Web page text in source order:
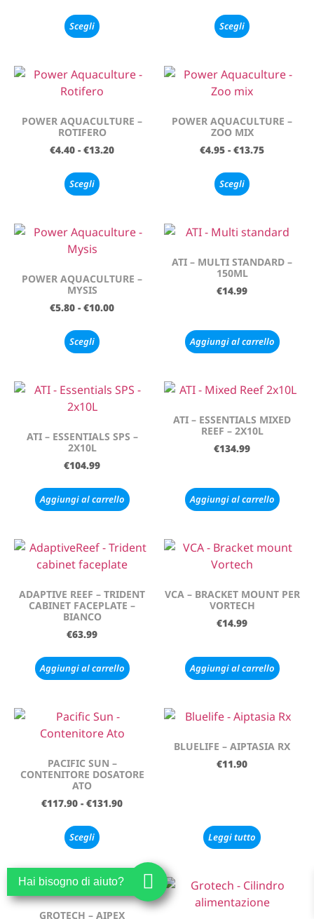
Scegli Scegli
POWER AQUACULTURE –
ROTIFERO
€4.40 - €13.20
Scegli
POWER AQUACULTURE –
ZOO MIX
€4.95 - €13.75
Scegli
POWER AQUACULTURE –
MYSIS
€5.80 - €10.00
Scegli
ATI – MULTI STANDARD –
150ML
€14.99
Aggiungi al carrello
ATI – ESSENTIALS SPS –
2X10L
€104.99
Aggiungi al carrello
ATI – ESSENTIALS MIXED
REEF – 2X10L
€134.99
Aggiungi al carrello
ADAPTIVE REEF – TRIDENT
CABINET FACEPLATE –
BIANCO
€63.99
Aggiungi al carrello
VCA – BRACKET MOUNT PER
VORTECH
€14.99
Aggiungi al carrello
PACIFIC SUN –
CONTENITORE DOSATORE
ATO
€117.90 - €131.90
Scegli
BLUELIFE – AIPTASIA RX
€11.90
Leggi tutto
GROTECH – AIPEX
Hai bisogno di aiuto?